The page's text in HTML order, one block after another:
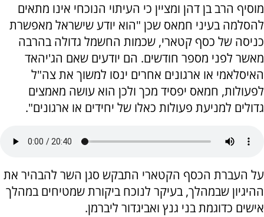
מוסיף הרב בן דהן ומציין כי העיתוי הנוכחי אינו מתאים
להסלמה בעיני חמאס שכן "הוא יודע שישראל מאפשרת
כניסה של כסף קטארי, שכמות החשמל גדולה בהרבה
מאשר לפני מספר חודשים. הם יודעים שאם הג'יהאד
האיסלאמי או ארגונים אחרים ינסו למשוך את צה"ל
לפעולות, חמאס יפסיד מכך ולכן הוא עושה מאמצים
גדולים למניעת פעולות כאלו של יחידים או ארגונים".
על העברת הכסף הקטארי התבקש סגן השר להבהיר את
ההיגיון שבמהלך, בעיקר לנוכח ביקורת שמטיחים במהלך
אישים כדוגמת בני גנץ ואביגדור ליברמן.